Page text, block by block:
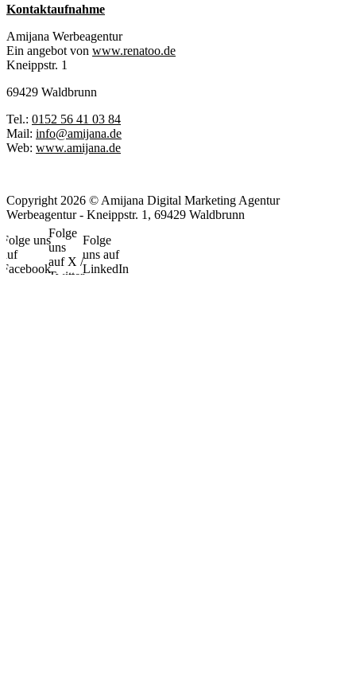
Kontaktaufnahme
Amijana Werbeagentur
Ein angebot von www.renatoo.de
Kneippstr. 1
69429 Waldbrunn
Tel.: 0152 56 41 03 84
Mail: info@amijana.de
Web: www.amijana.de
Copyright 2026 © Amijana Digital Marketing Agentur
Werbeagentur - Kneippstr. 1, 69429 Waldbrunn
Folge uns
auf
Facebook
Folge
uns
auf X /
Twitter
Folge
uns auf
LinkedIn